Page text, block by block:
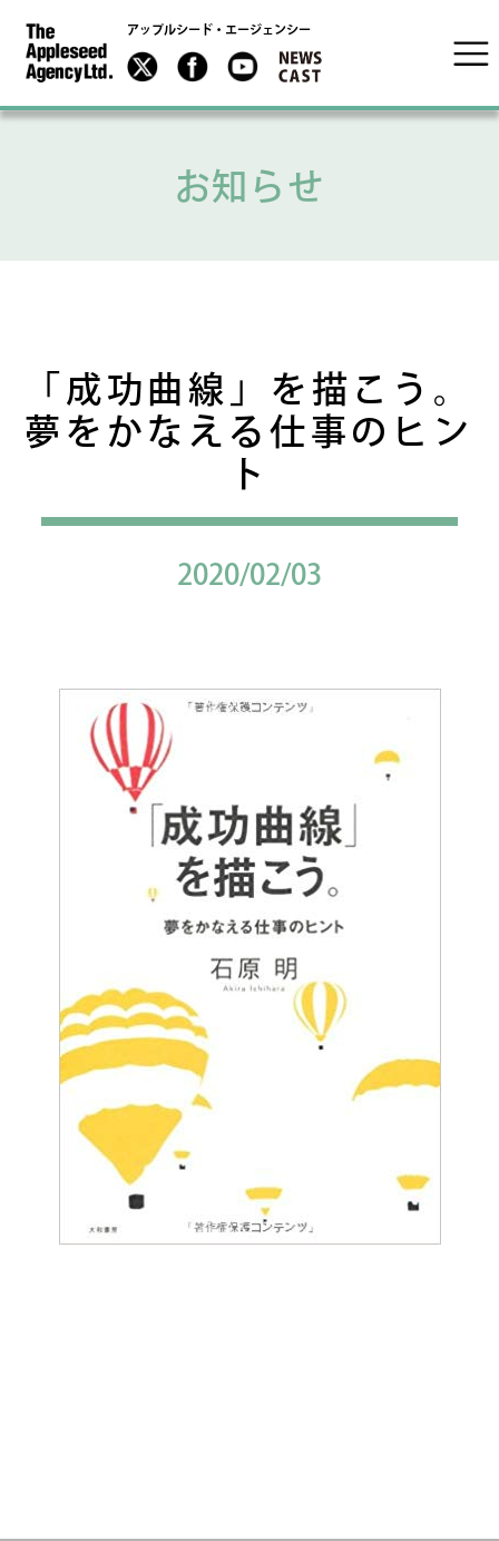
アップルシード・エージェンシー
お知らせ
「成功曲線」を描こう。
夢をかなえる仕事のヒン
ト
2020/02/03